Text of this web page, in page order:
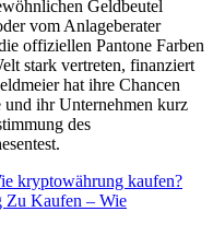
Geldbeutel
vom Anlageberater
offiziellen Pantone Farben
stark vertreten, finanziert
hat ihre Chancen
ihr Unternehmen kurz
des
kryptowährung kaufen?
Zu Kaufen – Wie